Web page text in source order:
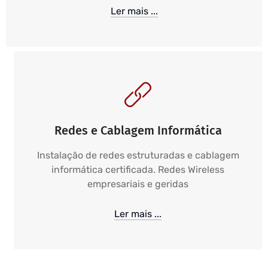
Ler mais ...
Redes e Cablagem Informática
Instalação de redes estruturadas e cablagem
informática certificada. Redes Wireless
empresariais e geridas
Ler mais ...